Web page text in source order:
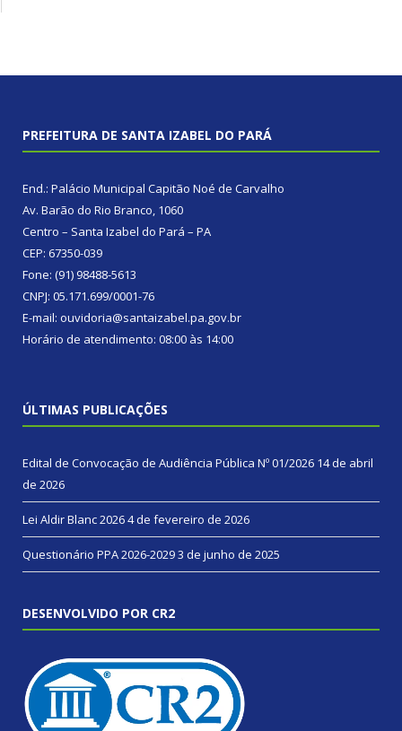
PREFEITURA DE SANTA IZABEL DO PARÁ
End.: Palácio Municipal Capitão Noé de Carvalho
Av. Barão do Rio Branco, 1060
Centro – Santa Izabel do Pará – PA
CEP: 67350-039
Fone: (91) 98488-5613
CNPJ: 05.171.699/0001-76
E-mail: ouvidoria@santaizabel.pa.gov.br
Horário de atendimento: 08:00 às 14:00
ÚLTIMAS PUBLICAÇÕES
Edital de Convocação de Audiência Pública Nº 01/2026 14 de abril
de 2026
Lei Aldir Blanc 20264 de fevereiro de 2026
Questionário PPA 2026-20293 de junho de 2025
DESENVOLVIDO POR CR2